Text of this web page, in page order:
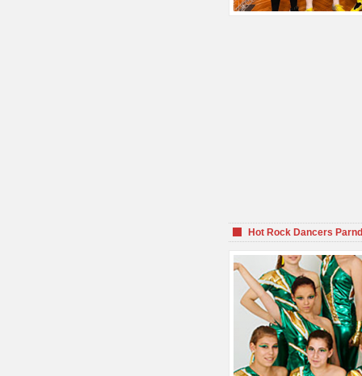
Hot Rock Dancers